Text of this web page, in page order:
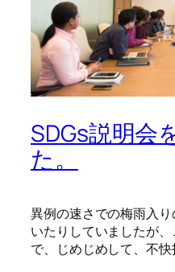
SDGs説明会
た。
異例の速さでの梅雨入
いたりしていましたが、
で、じめじめして、不快